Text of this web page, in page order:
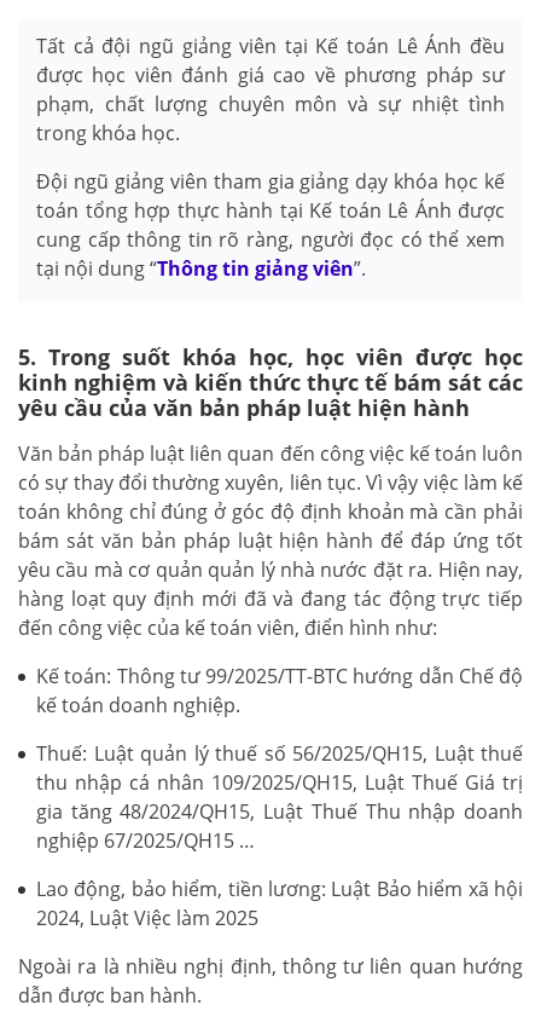
Tất cả đội ngũ giảng viên tại Kế toán Lê Ánh đều
được học viên đánh giá cao về phương pháp sư
phạm, chất lượng chuyên môn và sự nhiệt tình
trong khóa học.
Đội ngũ giảng viên tham gia giảng dạy khóa học kế
toán tổng hợp thực hành tại Kế toán Lê Ánh được
cung cấp thông tin rõ ràng, người đọc có thể xem
tại nội dung “Thông tin giảng viên”.
5. Trong suốt khóa học, học viên được học
kinh nghiệm và kiến thức thực tế bám sát các
yêu cầu của văn bản pháp luật hiện hành
Văn bản pháp luật liên quan đến công việc kế toán luôn
có sự thay đổi thường xuyên, liên tục. Vì vậy việc làm kế
toán không chỉ đúng ở góc độ định khoản mà cần phải
bám sát văn bản pháp luật hiện hành để đáp ứng tốt
yêu cầu mà cơ quản quản lý nhà nước đặt ra. Hiện nay,
hàng loạt quy định mới đã và đang tác động trực tiếp
đến công việc của kế toán viên, điển hình như:
Kế toán: Thông tư 99/2025/TT-BTC hướng dẫn Chế độ
kế toán doanh nghiệp.
Thuế: Luật quản lý thuế số 56/2025/QH15, Luật thuế
thu nhập cá nhân 109/2025/QH15, Luật Thuế Giá trị
gia tăng 48/2024/QH15, Luật Thuế Thu nhập doanh
nghiệp 67/2025/QH15 …
Lao động, bảo hiểm, tiền lương: Luật Bảo hiểm xã hội
2024, Luật Việc làm 2025
Ngoài ra là nhiều nghị định, thông tư liên quan hướng
dẫn được ban hành.